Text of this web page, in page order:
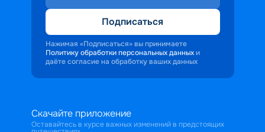
Подписаться
Нажимая «Подписаться» вы принимаете
Политику обработки персональных данных и
даёте согласие на обработку ваших данных
Скачайте приложение
Оставайтесь в курсе важных изменений в предстоящих